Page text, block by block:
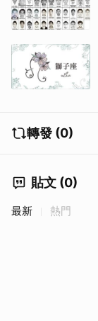
轉發 (0)
貼文 (0)
最新 熱門